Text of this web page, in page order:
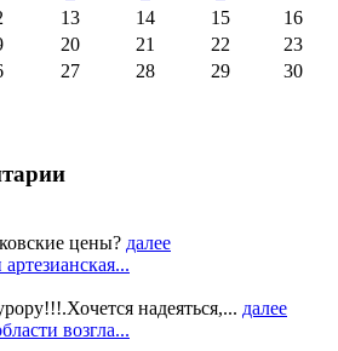
13 14 15
16
20 21 22
23
27 28 29
30
цены? далее
надеяться,... далее
возгла...